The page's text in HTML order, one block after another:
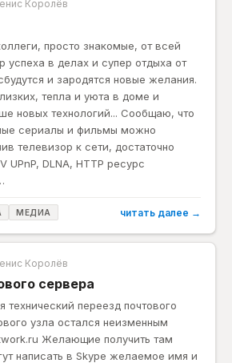
Королёв
просто знакомые, от всей
в делах и супер отдыха от
и зародятся новые желания.
тепла и уюта в доме и
новых технологий... Сообщаю, что
сериалы и фильмы можно
телевизор к сети, достаточно
UPnP, DLNA, HTTP ресурс
МЕДИА читать далее →
Королёв
сервера
технический переезд почтового
узла остался неизменным
Желающие получить там
написать в Skype желаемое имя и